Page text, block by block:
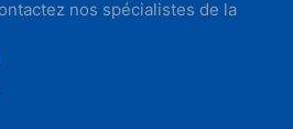
nos spécialistes de la